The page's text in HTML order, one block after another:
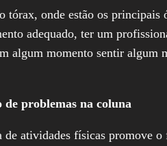
tórax, onde estão os
adequado, ter um
algum momento sentir algum
de problemas na coluna
atividades físicas promove